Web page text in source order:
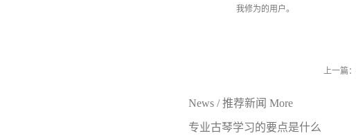
我修为的用户。
上一篇：
News / 推荐新闻 More
专业古琴学习的要点是什么